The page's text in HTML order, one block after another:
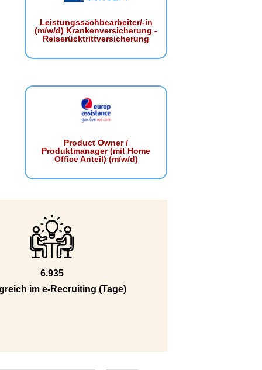
Leistungssachbearbeiter/-in
(m/w/d) Krankenversicherung -
Reiserücktrittversicherung
Product Owner /
Produktmanager (mit Home
Office Anteil) (m/w/d)
6.935
im e-Recruiting (Tage)